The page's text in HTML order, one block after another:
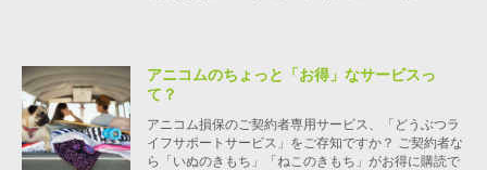
アニコムのちょっと「お得」なサービスっ
て？
アニコム損保のご契約者専用サービス、「どうぶつラ
イフサポートサービス」をご存知ですか？ ご契約者な
ら「いぬのきもち」「ねこのきもち」がお得に購読で